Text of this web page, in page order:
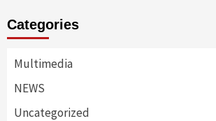
Categories
Multimedia
NEWS
Uncategorized